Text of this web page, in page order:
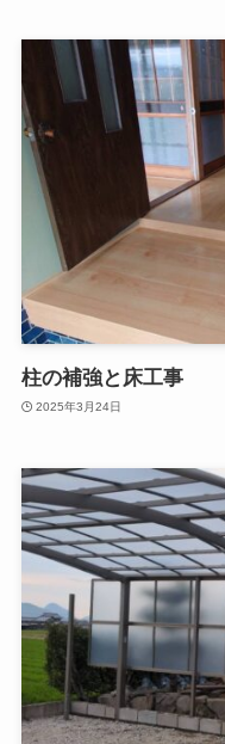
柱の補強と床工事
2025年3月24日